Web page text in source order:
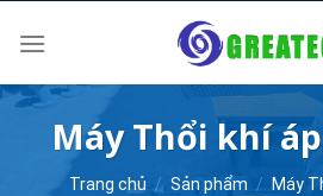
Máy Thổi khí
Trang chủ / Sản phẩm / Máy